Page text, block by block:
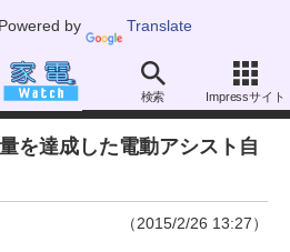
by Translate
検索 Impressサイト
を達成した電動アシスト自
（2015/2/26 13:27）